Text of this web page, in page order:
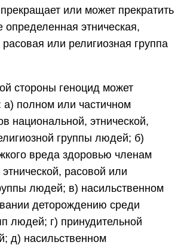
или может прекратить
определенная этническая,
или религиозная группа
стороны геноцид может
а) полном или частичном
национальной, этнической,
группы людей; б)
вреда здоровью членам
расовой или
людей; в) насильственном
деторождению среди
людей; г) принудительной
д) насильственном